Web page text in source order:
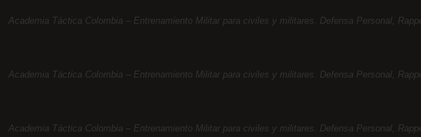
Academia Táctica Colombia – Entrenamiento Militar para civiles y militares. Defensa Personal,
Academia Táctica Colombia – Entrenamiento Militar para civiles y militares. Defensa Personal,
Academia Táctica Colombia – Entrenamiento Militar para civiles y militares. Defensa Personal,